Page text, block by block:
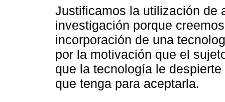
Justificamos la utilización de
investigación porque
incorporación de una
por la motivación que el
que la tecnología le
que tenga para aceptarla.